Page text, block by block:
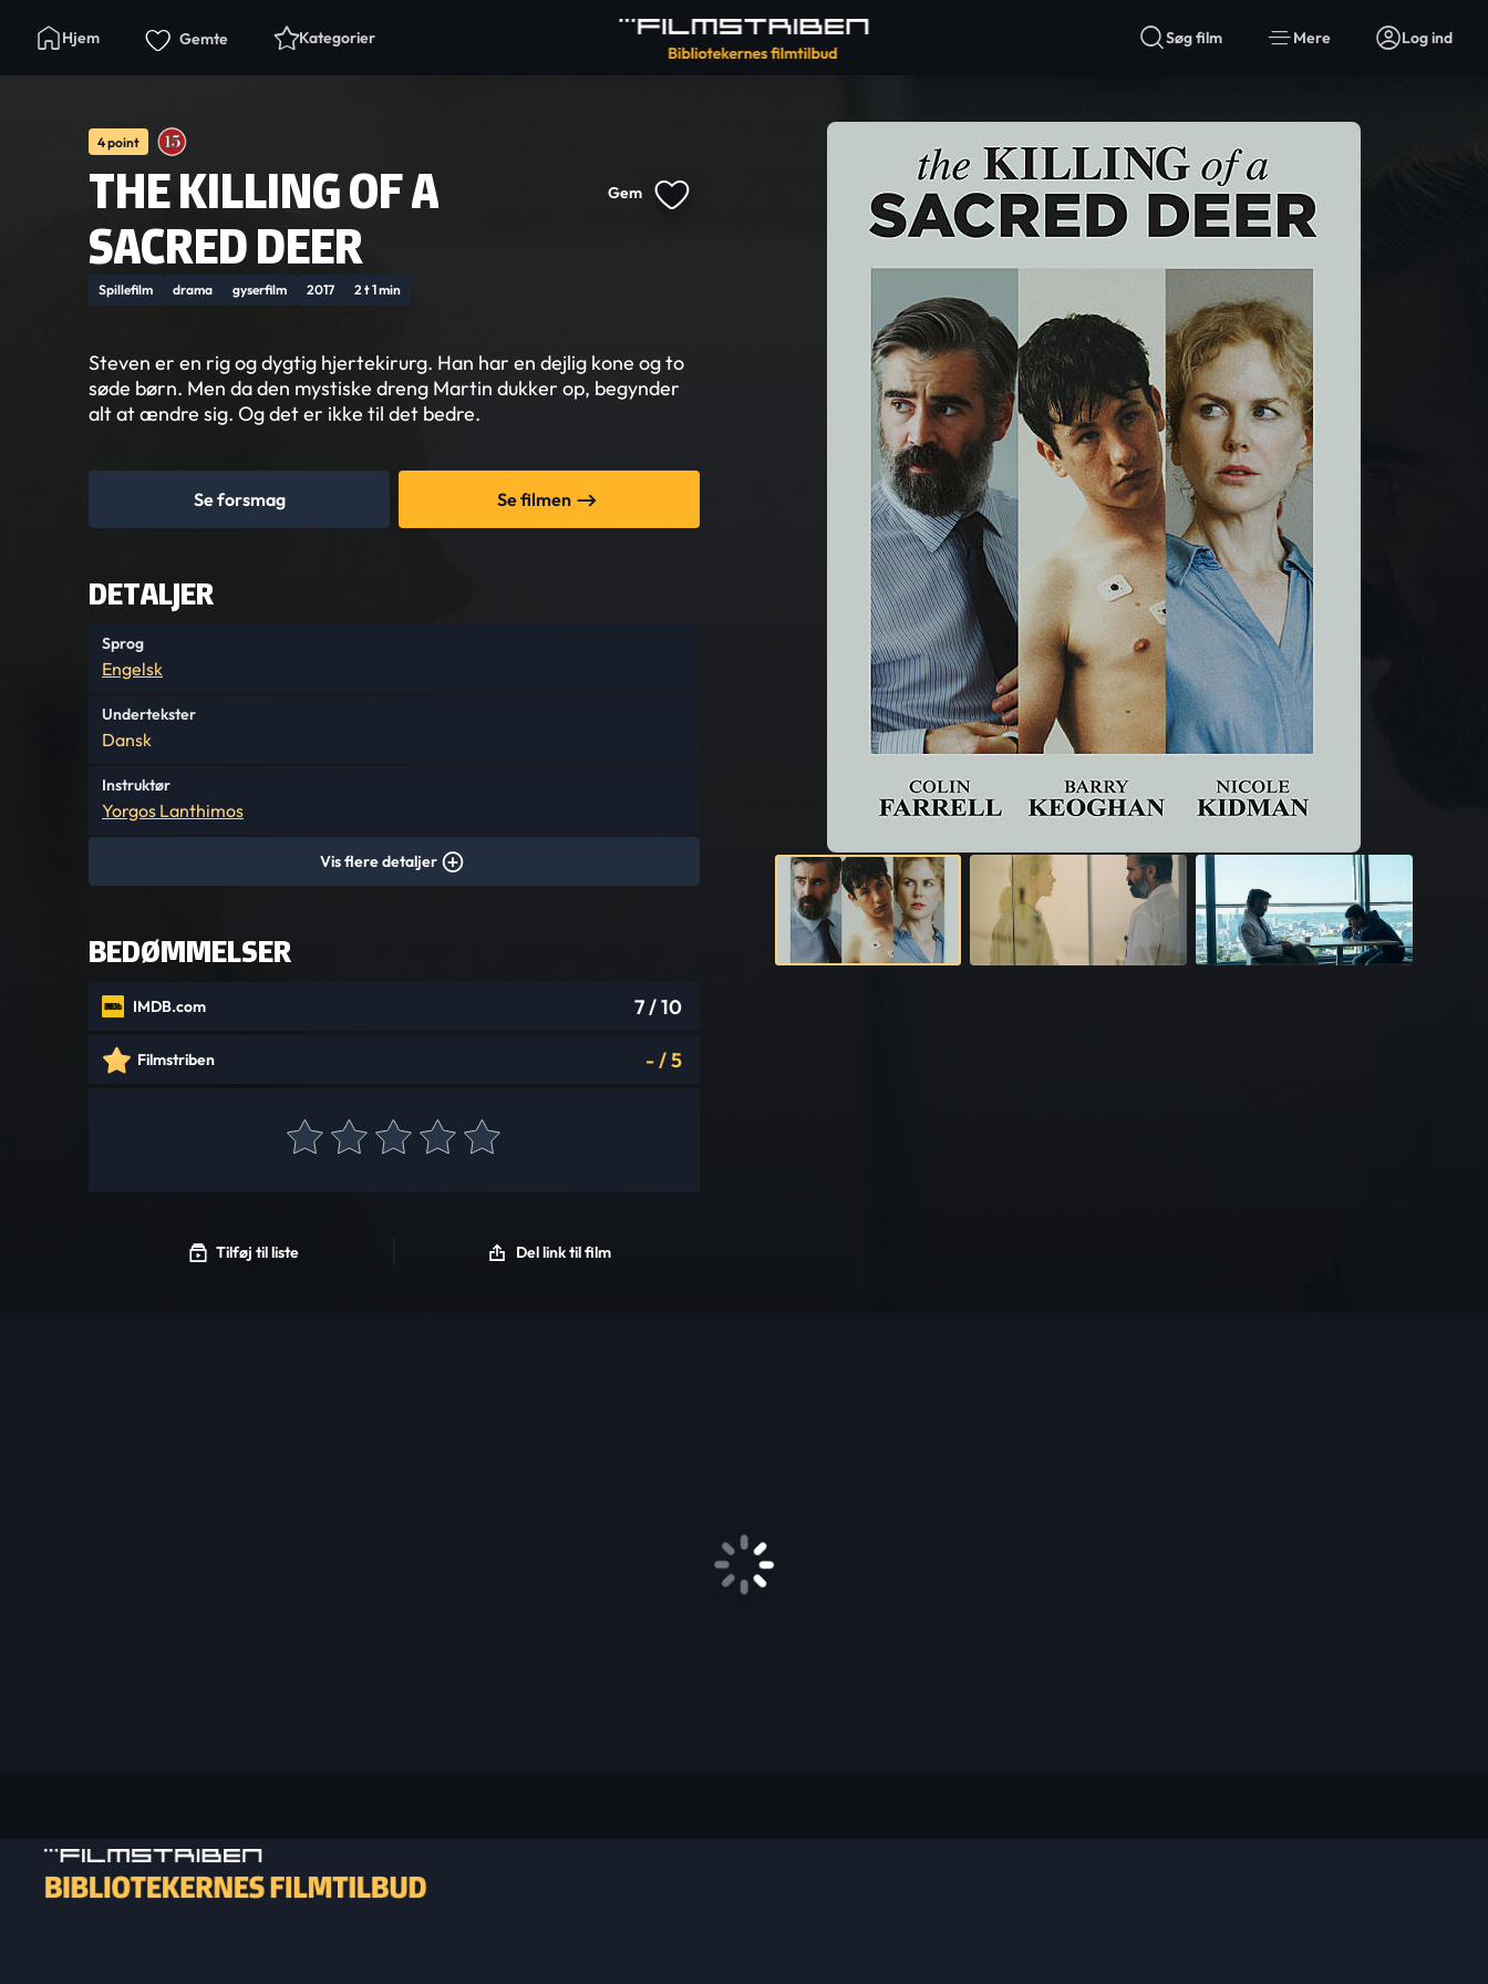
Hjem Gemte Kategorier Søg film Mere Log ind
4 point
THE KILLING OF A
SACRED DEER
Gem
Spillefilm drama gyserfilm 2017 2 t 1 min
Steven er en rig og dygtig hjertekirurg. Han har en dejlig kone og to
søde børn. Men da den mystiske dreng Martin dukker op, begynder
alt at ændre sig. Og det er ikke til det bedre.
Se forsmag Se filmen
DETALJER
Sprog
Engelsk
Undertekster
Dansk
Instruktør
Yorgos Lanthimos
Vis flere detaljer
BEDØMMELSER
IMDB.com 7/ 10
Filmstriben -/5
Tilføj til liste Del link til film